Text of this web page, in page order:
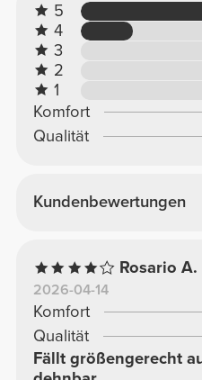
5
4
3
2
1
Komfort
Qualität
Kundenbewertungen
Rosario A.
2026-04-14
Komfort
Qualität
Fällt größengerecht